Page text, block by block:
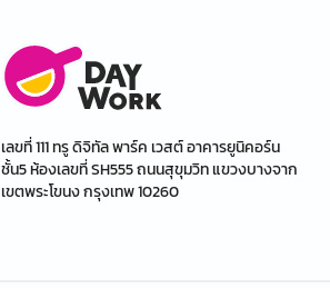
เลขที่ 111 ทรู ดิจิทัล พาร์ค เวสต์ อาคารยูนิคอร์น
ชั้น5 ห้องเลขที่ SH555 ถนนสุขุมวิท แขวงบางจาก
เขตพระโขนง กรุงเทพ 10260